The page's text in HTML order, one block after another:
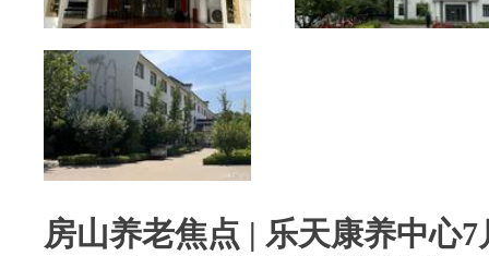
房山养老焦点 | 乐天康养中心